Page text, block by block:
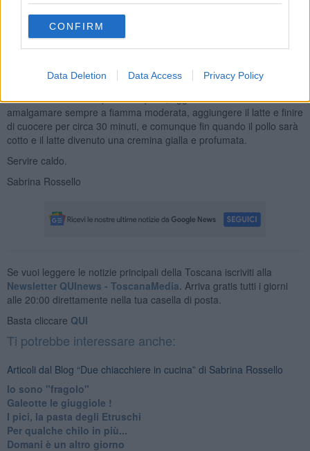
CONFIRM
Data Deletion Data Access Privacy Policy
Prendere una padella (tipo wok), mettere dell’olio extravergine di
oliva e farlo riscaldare, poi aggiungere il trito di cipolla e farlo
appassire, quando la cipolla sarà diventata trasparente, aggiungere
il pollo infarinato e farlo rosolare ben bene su tutti i lati, salare e
Nel mentre unire un cucchiaio circa di curry allo yogurt, mescolare
bene e versare il composto nel pollo, aggiustare di sale e fare
amalgamare sempre a fiamma moderata, aggiungere il latte e finire
di cuocere per circa 30 minuti, e comunque fin quando il pollo sarà
cotto e il latte divenuto una cremina gialla e profumata.
Servire caldo.
Sabrina Rossello
Se vuoi leggere le notizie principali della Toscana iscriviti alla
Newsletter QUInews - ToscanaMedia. Arriva gratis tutti i giorni
alle 20:00 direttamente nella tua casella di posta.
Basta cliccare QUI
Ti potrebbe interessare anche:
Articoli dal Blog “Due chiacchiere in cucina” di Sabrina Rossello
Io sono "fragolo"
Galeotte le giuggiole !
I pici, la pasta degli Etruschi
Per qualche chilo in più...
Domani è un altro giorno